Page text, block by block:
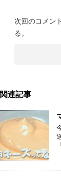
次回のコメン
る。
関連記事